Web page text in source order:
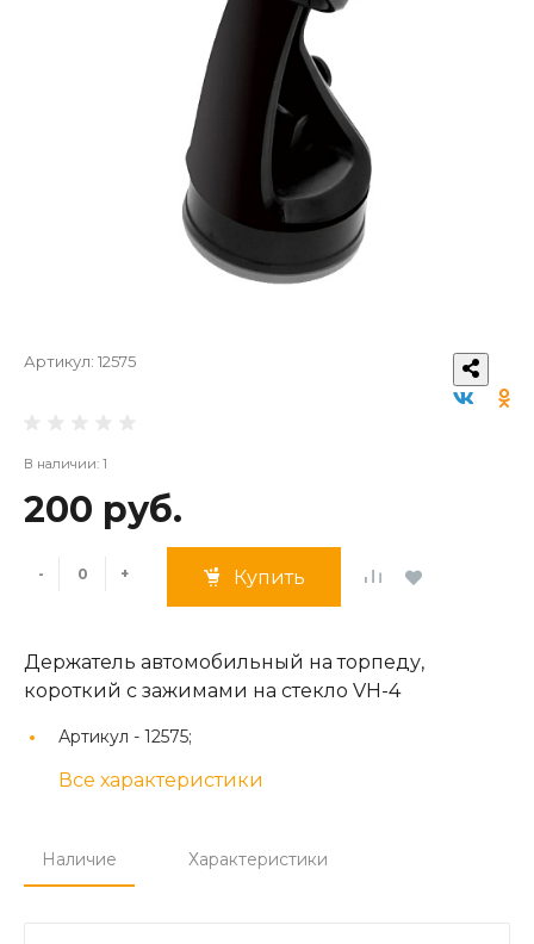
Артикул: 12575
В наличии: 1
200 руб.
- + Купить
Держатель автомобильный на торпеду,
короткий с зажимами на стекло VH-4
Артикул - 12575;
Все характеристики
Наличие Характеристики